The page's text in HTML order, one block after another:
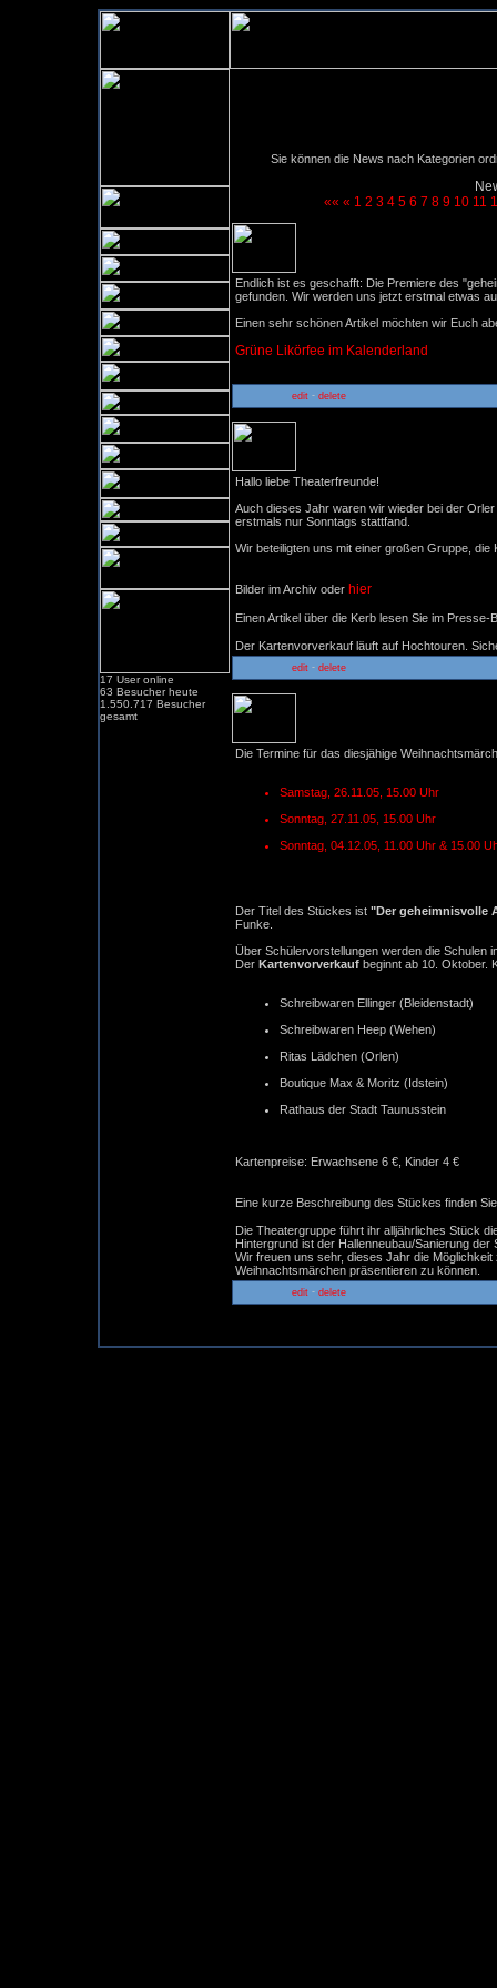
17 User online
63 Besucher heute
1.550.717 Besucher
gesamt
Sie können die News nach Kategorien
«« « 1 2 3 4 5 6 7 8 9 10 11
Endlich ist es geschafft: Die Premiere des
gefunden. Wir werden uns jetzt erstmal etwas
Einen sehr schönen Artikel möchten wir Euch
Grüne Likörfee im Kalenderland
edit- delete
Hallo liebe Theaterfreunde!
Auch dieses Jahr waren wir wieder bei der
erstmals nur Sonntags stattfand.
Wir beteiligten uns mit einer großen Gruppe,
Bilder im Archiv oder hier
Einen Artikel über die Kerb lesen Sie im Presse-
Der Kartenvorverkauf läuft auf Hochtouren.
edit- delete
Die Termine für das diesjähige
Samstag, 26.11.05, 15.00 Uhr
Sonntag, 27.11.05, 15.00 Uhr
Sonntag, 04.12.05, 11.00 Uhr & 15.00
Der Titel des Stückes ist "Der geheimnisvolle
Funke.
Über Schülervorstellungen werden die Schulen
Der Kartenvorverkaufbeginnt ab 10. Oktober.
Schreibwaren Ellinger (Bleidenstadt)
Schreibwaren Heep (Wehen)
Ritas Lädchen (Orlen)
Boutique Max & Moritz (Idstein)
Rathaus der Stadt Taunusstein
Kartenpreise: Erwachsene 6 €, Kinder 4 €
Eine kurze Beschreibung des Stückes finden
Die Theatergruppe führt ihr alljährliches Stück
Hintergrund ist der Hallenneubau/Sanierung der
Wir freuen uns sehr, dieses Jahr die
Weihnachtsmärchen präsentieren zu können.
edit- delete